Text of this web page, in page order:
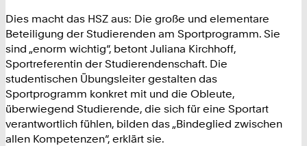
Dies macht das HSZ aus: Die große und elementare
Beteiligung der Studierenden am Sportprogramm. Sie
sind „enorm wichtig“, betont Juliana Kirchhoff,
Sportreferentin der Studierendenschaft. Die
studentischen Übungsleiter gestalten das
Sportprogramm konkret mit und die Obleute,
überwiegend Studierende, die sich für eine Sportart
verantwortlich fühlen, bilden das „Bindeglied zwischen
allen Kompetenzen“, erklärt sie.